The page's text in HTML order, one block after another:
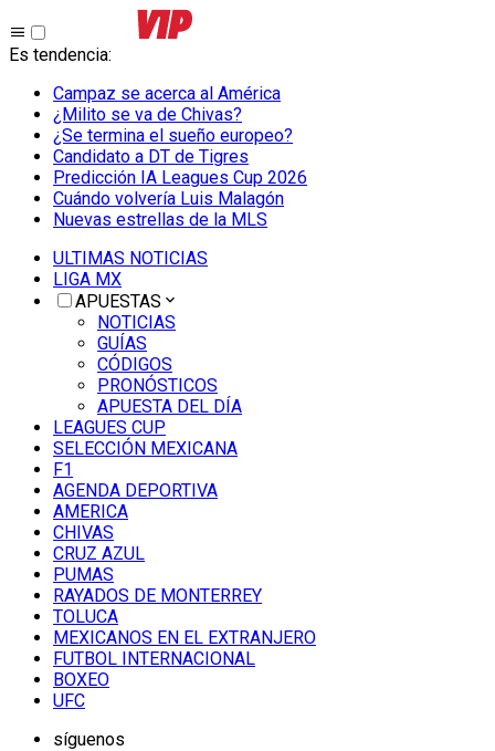
Es tendencia:
Campaz se acerca al América
¿Milito se va de Chivas?
¿Se termina el sueño europeo?
Candidato a DT de Tigres
Predicción IA Leagues Cup 2026
Cuándo volvería Luis Malagón
Nuevas estrellas de la MLS
ULTIMAS NOTICIAS
LIGA MX
APUESTAS
NOTICIAS
GUÍAS
CÓDIGOS
PRONÓSTICOS
APUESTA DEL DÍA
LEAGUES CUP
SELECCIÓN MEXICANA
F1
AGENDA DEPORTIVA
AMERICA
CHIVAS
CRUZ AZUL
PUMAS
RAYADOS DE MONTERREY
TOLUCA
MEXICANOS EN EL EXTRANJERO
FUTBOL INTERNACIONAL
BOXEO
UFC
síguenos